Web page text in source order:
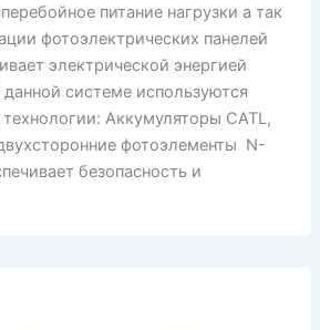
питание нагрузки а так
фотоэлектрических панелей
электрической энергией
системе используются
Аккумуляторы CATL,
фотоэлементы N-
безопасность и